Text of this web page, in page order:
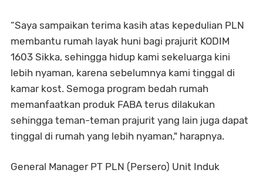
“Saya sampaikan terima kasih atas kepedulian PLN
membantu rumah layak huni bagi prajurit KODIM
1603 Sikka, sehingga hidup kami sekeluarga kini
lebih nyaman, karena sebelumnya kami tinggal di
kamar kost. Semoga program bedah rumah
memanfaatkan produk FABA terus dilakukan
sehingga teman-teman prajurit yang lain juga dapat
tinggal di rumah yang lebih nyaman," harapnya.
General Manager PT PLN (Persero) Unit Induk